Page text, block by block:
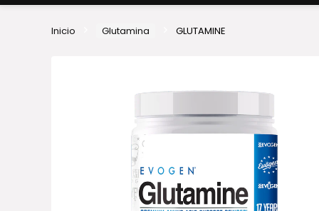
Inicio Glutamina GLUTAMINE